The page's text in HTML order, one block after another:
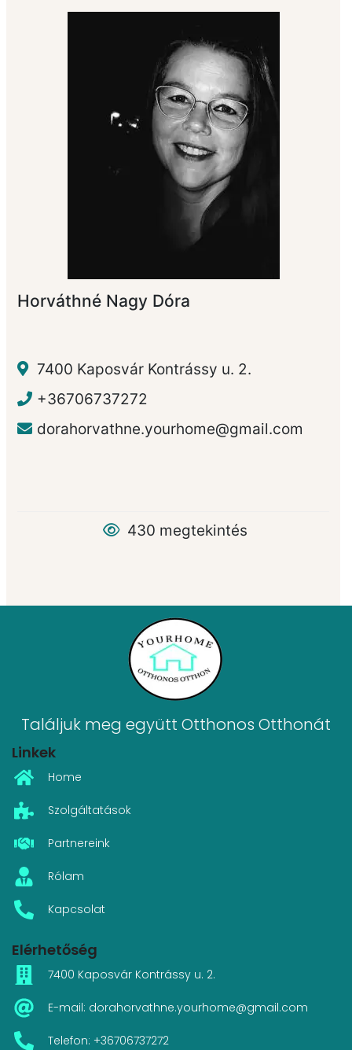
Horváthné Nagy Dóra
7400 Kaposvár Kontrássy u. 2.
+36706737272
dorahorvathne.yourhome@gmail.com
430 megtekintés
Találjuk meg együtt Otthonos Otthonát
Linkek
Home
Szolgáltatások
Partnereink
Rólam
Kapcsolat
Elérhetőség
7400 Kaposvár Kontrássy u. 2.
E-mail: dorahorvathne.yourhome@gmail.com
Telefon: +36706737272